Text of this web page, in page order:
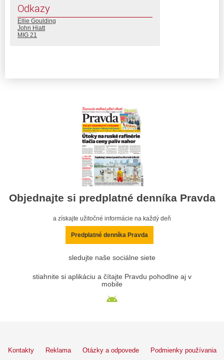
Odkazy
Ellie Goulding
John Hiatt
MIG 21
Objednajte si predplatné denníka Pravda
a získajte užitočné informácie na každý deň
Predplatné denníka Pravda
sledujte naše sociálne siete
stiahnite si aplikáciu a čítajte Pravdu pohodlne aj v
mobile
Kontakty Reklama Otázky a odpovede Podmienky používania